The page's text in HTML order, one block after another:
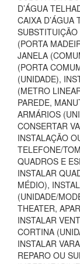
D’ÁGUA
CAIXA D’ÁGUA
(PORTA
JANELA
(PORTA
(UNIDADE),
(METRO
PAREDE,
ARMÁRIOS
CONSERTAR
INSTALAÇÃO
TELEFONE/
QUADROS E
INSTALAR
MÉDIO),
(UNIDADE/
THEATER,
INSTALAR
CORTINA
INSTALAR
REPARO OU